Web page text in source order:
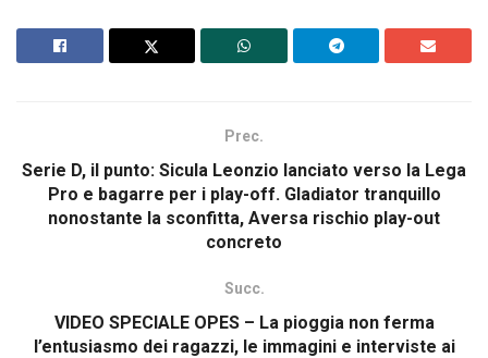
Prec.
Serie D, il punto: Sicula Leonzio lanciato verso la Lega
Pro e bagarre per i play-off. Gladiator tranquillo
nonostante la sconfitta, Aversa rischio play-out
concreto
Succ.
VIDEO SPECIALE OPES – La pioggia non ferma
l’entusiasmo dei ragazzi, le immagini e interviste ai